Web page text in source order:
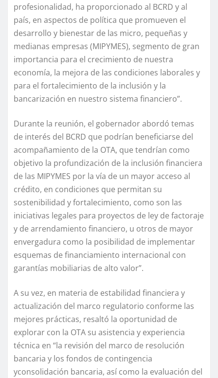
profesionalidad, ha proporcionado al BCRD y al
país, en aspectos de política que promueven el
desarrollo y bienestar de las micro, pequeñas y
medianas empresas (MIPYMES), segmento de gran
importancia para el crecimiento de nuestra
economía, la mejora de las condiciones laborales y
para el fortalecimiento de la inclusión y la
bancarización en nuestro sistema financiero”.
Durante la reunión, el gobernador abordó temas
de interés del BCRD que podrían beneficiarse del
acompañamiento de la OTA, que tendrían como
objetivo la profundización de la inclusión financiera
de las MIPYMES por la vía de un mayor acceso al
crédito, en condiciones que permitan su
sostenibilidad y fortalecimiento, como son las
iniciativas legales para proyectos de ley de factoraje
y de arrendamiento financiero, u otros de mayor
envergadura como la posibilidad de implementar
esquemas de financiamiento internacional con
garantías mobiliarias de alto valor”.
A su vez, en materia de estabilidad financiera y
actualización del marco regulatorio conforme las
mejores prácticas, resaltó la oportunidad de
explorar con la OTA su asistencia y experiencia
técnica en “la revisión del marco de resolución
bancaria y los fondos de contingencia
yconsolidación bancaria, así como la evaluación del